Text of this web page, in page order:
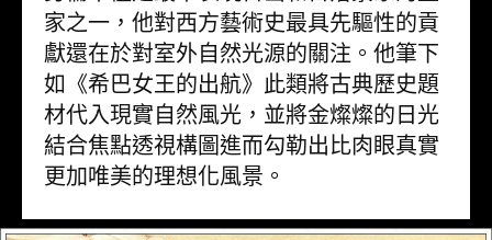
家之一，他對西方藝術史最具先驅性的貢
獻還在於對室外自然光源的關注。他筆下
如《希巴女王的出航》此類將古典歷史題
材代入現實自然風光，並將金燦燦的日光
結合焦點透視構圖進而勾勒出比肉眼真實
更加唯美的理想化風景。